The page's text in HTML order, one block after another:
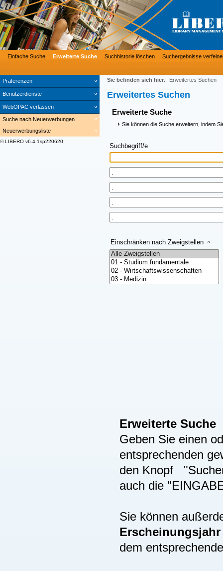
Präferenzen
Benutzerdienste
WebOPAC verlassen
Einfache Suche Erweiterte Suche Suchhistorie löschen Suchergebnisse
Suche nach Neuerwerbungen
Neuerwerbungsliste
© LIBERO v6.4.1sp220620
Sie befinden sich hier: Erweitertes Suchen
Erweitertes Suchen
Erweiterte Suche
Sie können die Suche erweitern, indem
Suchbegriff/e
Einschränken nach Zweigstellen
Erweiterte Suche
Geben Sie einen
entsprechenden
den Knopf
auch die
Sie können
dem